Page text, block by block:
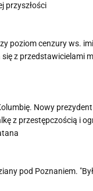
przyszłości
poziom cenzury ws.
się z przedstawicielami
Nowy
z przestępczością i
pod Poznaniem.